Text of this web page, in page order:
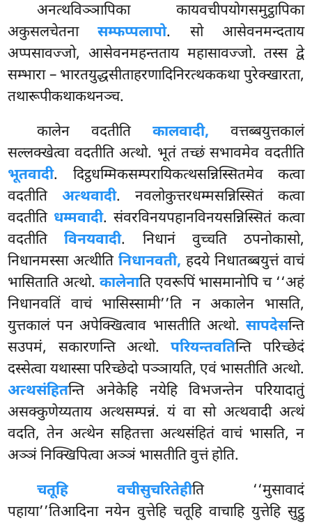
अनत्थविञ्ञापिका कायवचीपयोगसमुट्ठापिका
अकुसलचेतनासम्फप्पलापो. सो आसेवनमन्दताय
अप्पसावज्जो, आसेवनमहन्तताय महासावज्जो. तस्स द्वे
सम्भारा – भारतयुद्धसीताहरणादिनिरत्थककथा पुरेक्खारता,
तथारूपीकथाकथनञ्च.
कालेन वदतीति कालवादी, वत्तब्बयुत्तकालं
सल्लक्खेत्वा वदतीति अत्थो. भूतं तच्छं सभावमेव वदतीति
भूतवादी. दिट्ठधम्मिकसम्परायिकत्थसन्निस्सितमेव कत्वा
वदतीतिअत्थवादी. नवलोकुत्तरधम्मसन्निस्सितं कत्वा
वदतीति धम्मवादी. संवरविनयपहानविनयसन्निस्सितं कत्वा
वदतीतिविनयवादी. निधानं वुच्चति ठपनोकासो,
निधानमस्सा अत्थीतिनिधानवती, हदये निधातब्बयुत्तं वाचं
भासिताति अत्थो. कालेनाति एवरूपिं भासमानोपि च ‘‘अहं
निधानवतिं वाचं भासिस्सामी’’ति न अकालेन भासति,
युत्तकालं पन अपेक्खित्वाव भासतीति अत्थो. सापदेसन्ति
सउपमं, सकारणन्ति अत्थो.परियन्तवतिन्ति परिच्छेदं
दस्सेत्वा यथास्सा परिच्छेदो पञ्ञायति, एवं भासतीति अत्थो.
अत्थसंहितन्ति अनेकेहि नयेहि विभजन्तेन परियादातुं
असक्कुणेय्यताय अत्थसम्पन्नं. यं वा सो अत्थवादी अत्थं
वदति, तेन अत्थेन सहितत्ता अत्थसंहितं वाचं भासति, न
अञ्ञं निक्खिपित्वा अञ्ञं भासतीति वुत्तं होति.
चतूहि वचीसुचरितेहीति ‘‘मुसावादं
पहाया’’तिआदिना नयेन वुत्तेहि चतूहि वाचाहि युत्तेहि सुट्ठु